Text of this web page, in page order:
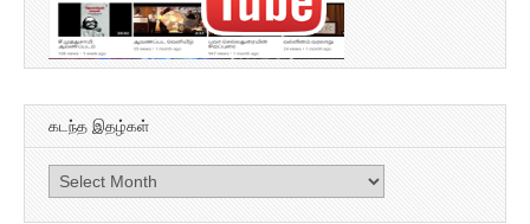
கடந்த இதழ்கள்
கடந்த
இதழ்கள்